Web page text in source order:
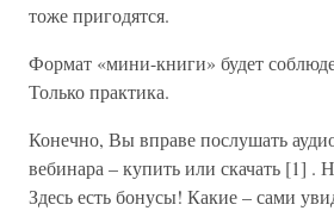
тоже пригодятся.
Формат «мини-книги» будет
Только практика.
Конечно, Вы вправе послушать
вебинара – купить или скачать [1] .
Здесь есть бонусы! Какие – сами